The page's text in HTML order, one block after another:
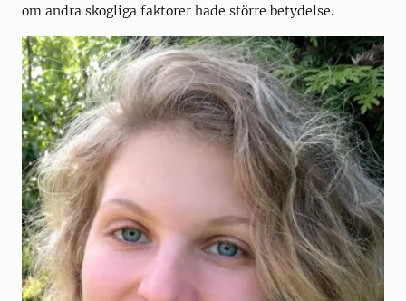
om andra skogliga faktorer hade större betydelse.